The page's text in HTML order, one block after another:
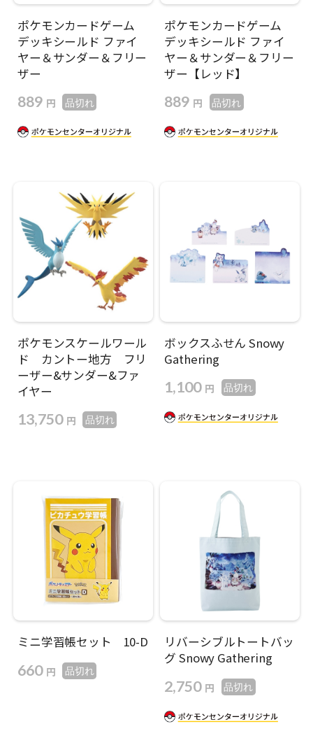
ポケモンカードゲーム
デッキシールド ファイ
ヤー＆サンダー＆フリー
ザー
889 円 品切れ
ポケモンカードゲーム
デッキシールド ファイ
ヤー＆サンダー＆フリー
ザー【レッド】
889 円 品切れ
ポケモンスケールワール
ド カントー地方 フリ
ーザー&サンダー&ファ
イヤー
13,750 円 品切れ
ボックスふせん Snowy
Gathering
1,100 円 品切れ
ミニ学習帳セット 10-D
660 円 品切れ
リバーシブルトートバッ
グ Snowy Gathering
2,750 円 品切れ